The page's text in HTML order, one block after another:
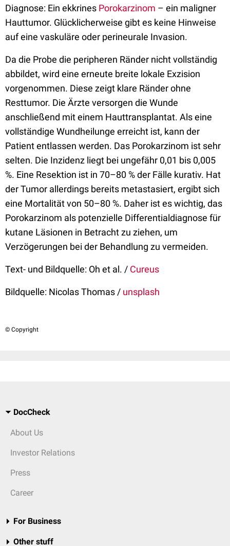
Diagnose: Ein ekkrines Porokarzinom – ein maligner
Hauttumor. Glücklicherweise gibt es keine Hinweise
auf eine vaskuläre oder perineurale Invasion.
Da die Probe die peripheren Ränder nicht vollständig
abbildet, wird eine erneute breite lokale Exzision
vorgenommen. Diese zeigt klare Ränder ohne
Resttumor. Die Ärzte versorgen die Wunde
anschließend mit einem Hauttransplantat. Als eine
vollständige Wundheilunge erreicht ist, kann der
Patient entlassen werden. Das Porokarzinom ist sehr
selten. Die Inzidenz liegt bei ungefähr 0,01 bis 0,005
%. Eine Resektion ist in 70–80 % der Fälle kurativ. Hat
der Tumor allerdings bereits metastasiert, ergibt sich
eine Mortalität von 50–80 %. Daher ist es wichtig, das
Porokarzinom als potenzielle Differentialdiagnose für
kutane Läsionen in Betracht zu ziehen, um
Verzögerungen bei der Behandlung zu vermeiden.
Text- und Bildquelle: Oh et al. / Cureus
Bildquelle: Nicolas Thomas / unsplash
© Copyright
DocCheck
About Us
Investor Relations
Press
Career
For Business
Other stuff